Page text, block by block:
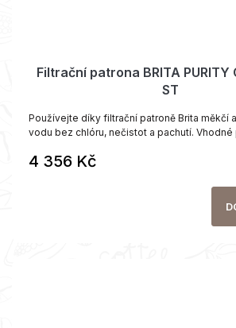
Filtrační patrona BRITA PURITY
ST
4 356 Kč
Používejte díky filtrační patroně Brita měkčí
vodu bez chlóru, nečistot a pachutí. Vhodné